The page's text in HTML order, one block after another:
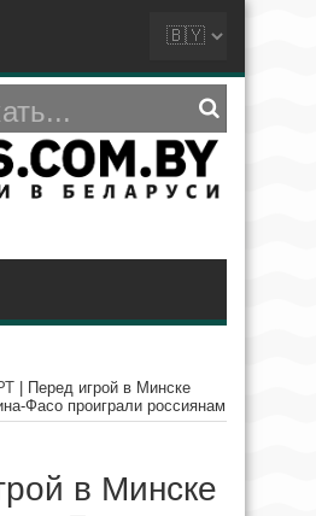
Перед игрой в Минске
Фасо проиграли россиянам
в Минске